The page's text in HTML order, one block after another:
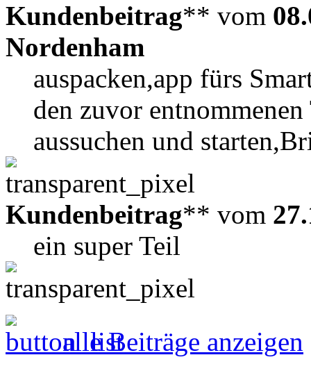
Kundenbeitrag** vom
Nordenham
auspacken,app fürs
den zuvor
aussuchen und
Kundenbeitrag** vom
ein super Teil
alle Beiträge anzeigen